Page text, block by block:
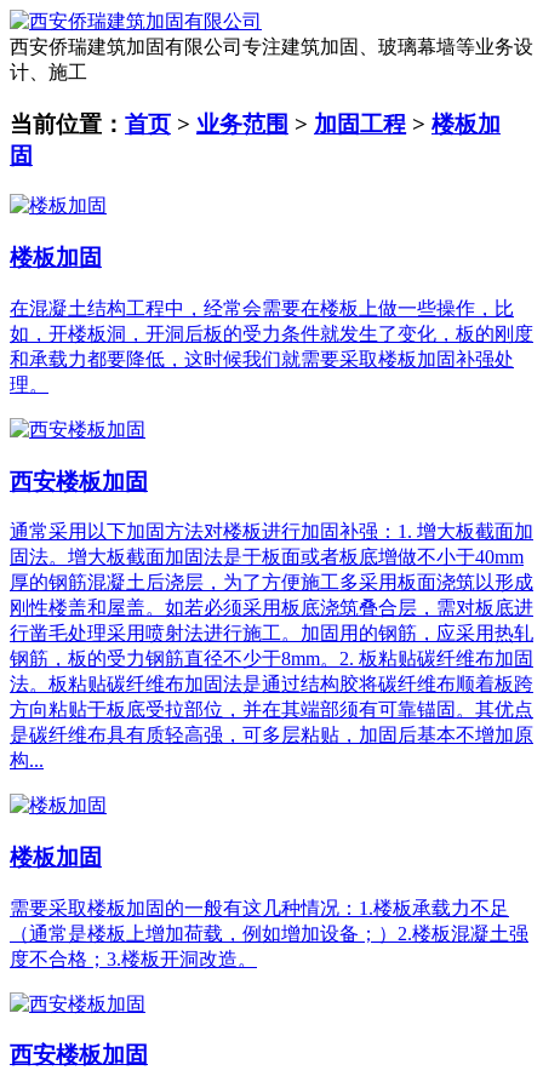
西安侨瑞建筑加固有限公司 专注建筑加固、玻璃幕墙等业务设
计、施工
当前位置： 首页 > 业务范围 > 加固工程 > 楼板加
固
楼板加固
在混凝土结构工程中，经常会需要在楼板上做一些操作，比
如，开楼板洞，开洞后板的受力条件就发生了变化，板的刚度
和承载力都要降低，这时候我们就需要采取楼板加固补强处
理。
西安楼板加固
通常采用以下加固方法对楼板进行加固补强：1. 增大板截面加
固法。增大板截面加固法是于板面或者板底增做不小于40mm
厚的钢筋混凝土后浇层，为了方便施工多采用板面浇筑以形成
刚性楼盖和屋盖。如若必须采用板底浇筑叠合层，需对板底进
行凿毛处理采用喷射法进行施工。加固用的钢筋，应采用热轧
钢筋，板的受力钢筋直径不少于8mm。2. 板粘贴碳纤维布加固
法。板粘贴碳纤维布加固法是通过结构胶将碳纤维布顺着板跨
方向粘贴于板底受拉部位，并在其端部须有可靠锚固。其优点
是碳纤维布具有质轻高强，可多层粘贴，加固后基本不增加原
构...
楼板加固
需要采取楼板加固的一般有这几种情况：1.楼板承载力不足
（通常是楼板上增加荷载，例如增加设备；）2.楼板混凝土强
度不合格；3.楼板开洞改造。
西安楼板加固